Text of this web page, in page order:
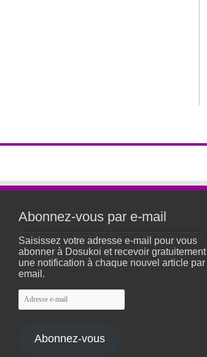
Abonnez-vous par e-mail
Saisissez votre adresse e-mail pour vous
abonner à Dosukoi et recevoir gratuitement
une notification à chaque nouvel article par
email.
Adresse
e-
Abonnez-vous